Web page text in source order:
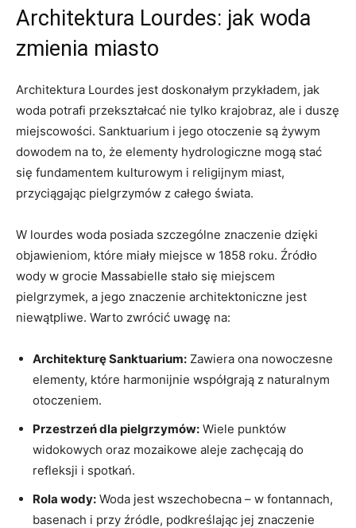
Architektura Lourdes: jak woda
zmienia miasto
Architektura Lourdes jest doskonałym przykładem, jak
woda potrafi przekształcać nie tylko krajobraz, ale i duszę
miejscowości. Sanktuarium i jego otoczenie są żywym
dowodem na to, że elementy hydrologiczne mogą stać
się fundamentem kulturowym i religijnym miast,
przyciągając pielgrzymów z całego świata.
W lourdes woda posiada szczególne znaczenie dzięki
objawieniom, które miały miejsce w 1858 roku. Źródło
wody w grocie Massabielle stało się miejscem
pielgrzymek, a jego znaczenie architektoniczne jest
niewątpliwe. Warto zwrócić uwagę na:
Architekturę Sanktuarium: Zawiera ona nowoczesne
elementy, które harmonijnie współgrają z naturalnym
otoczeniem.
Przestrzeń dla pielgrzymów: Wiele punktów
widokowych oraz mozaikowe aleje zachęcają do
refleksji i spotkań.
Rola wody: Woda jest wszechobecna – w fontannach,
basenach i przy źródle, podkreślając jej znaczenie